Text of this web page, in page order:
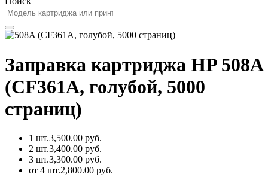
Заправка картриджа HP 508A
(CF361A, голубой, 5000
страниц)
1 шт.3,500.00 руб.
2 шт.3,400.00 руб.
3 шт.3,300.00 руб.
от 4 шт.2,800.00 руб.